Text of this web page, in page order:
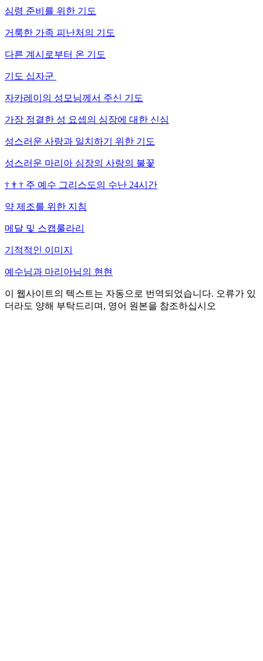
심령 준비를 위한 기도
거룩한 가족 피난처의 기도
다른 계시로부터 온 기도
기도 십자군
자카레이의 성모님께서 주신 기도
가장 정결한 성 요셉의 심장에 대한 신심
성스러운 사랑과 일치하기 위한 기도
성스러운 마리아 심장의 사랑의 불꽃
† † † 주 예수 그리스도의 수난 24시간
약 제조를 위한 지침
메달 및 스캡룰라리
기적적인 이미지
예수님과 마리아님의 현현
이 웹사이트의 텍스트는 자동으로 번역되었습니다. 오류가 있
더라도 양해 부탁드리며, 영어 원본을 참조하십시오